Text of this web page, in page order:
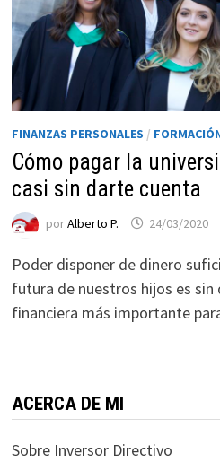
FINANZAS PERSONALES /
Cómo pagar la
casi sin darte cuenta
porAlberto P. 24/03/2020
Poder disponer de dinero
futura de nuestros hijos es sin
financiera más importante
ACERCA DE MI
Sobre Inversor Directivo
funcionalidad
y estructura
de la web, en
base a cómo
se usa la web.
Experiencia
Para que
funcione lo
durante tu
visita. Si
rechaza estas
de la web.